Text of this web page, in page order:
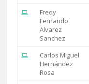
Fredy
Fernando
Alvarez
Sanchez
Carlos Miguel
Hernández
Rosa